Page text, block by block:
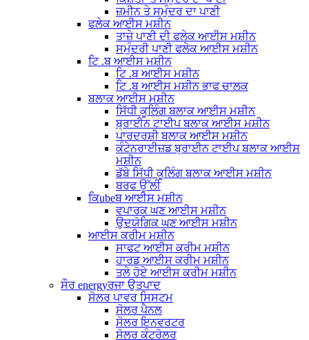
ਜ਼ਮੀਨ ਤੇ ਸਮੁੰਦਰ ਦਾ ਪਾਣੀ
ਫਲੇਕ ਆਈਸ ਮਸ਼ੀਨ
ਤਾਜ਼ੇ ਪਾਣੀ ਦੀ ਫਲੇਕ ਆਈਸ ਮਸ਼ੀਨ
ਸਮੁੰਦਰੀ ਪਾਣੀ ਫਲੇਕ ਆਈਸ ਮਸ਼ੀਨ
ਟਿ .ਬ ਆਈਸ ਮਸ਼ੀਨ
ਟਿ .ਬ ਆਈਸ ਮਸ਼ੀਨ
ਟਿ .ਬ ਆਈਸ ਮਸ਼ੀਨ ਭਾਫ ਚਾਲਕ
ਬਲਾਕ ਆਈਸ ਮਸ਼ੀਨ
ਸਿੱਧੀ ਕੂਲਿੰਗ ਬਲਾਕ ਆਈਸ ਮਸ਼ੀਨ
ਬ੍ਰਾਈਨ ਟਾਈਪ ਬਲਾਕ ਆਈਸ ਮਸ਼ੀਨ
ਪਾਰਦਰਸ਼ੀ ਬਲਾਕ ਆਈਸ ਮਸ਼ੀਨ
ਕੰਟੇਨਰਾਈਜ਼ਡ ਬ੍ਰਾਈਨ ਟਾਈਪ ਬਲਾਕ ਆਈਸ
ਮਸ਼ੀਨ
ਡੱਬੇ ਸਿੱਧੀ ਕੂਲਿੰਗ ਬਲਾਕ ਆਈਸ ਮਸ਼ੀਨ
ਬਰਫ ਉੱਲੀ
ਕਿubeਬ ਆਈਸ ਮਸ਼ੀਨ
ਵਪਾਰਕ ਘਣ ਆਈਸ ਮਸ਼ੀਨ
ਉਦਯੋਗਿਕ ਘਣ ਆਈਸ ਮਸ਼ੀਨ
ਆਈਸ ਕਰੀਮ ਮਸ਼ੀਨ
ਸਾਫਟ ਆਈਸ ਕਰੀਮ ਮਸ਼ੀਨ
ਹਾਰਡ ਆਈਸ ਕਰੀਮ ਮਸ਼ੀਨ
ਤਲੇ ਹੋਏ ਆਈਸ ਕਰੀਮ ਮਸ਼ੀਨ
ਸੌਰ energyਰਜਾ ਉਤਪਾਦ
ਸੋਲਰ ਪਾਵਰ ਸਿਸਟਮ
ਸੋਲਰ ਪੈਨਲ
ਸੋਲਰ ਇਨਵਰਟਰ
ਸੋਲਰ ਕੰਟਰੋਲਰ